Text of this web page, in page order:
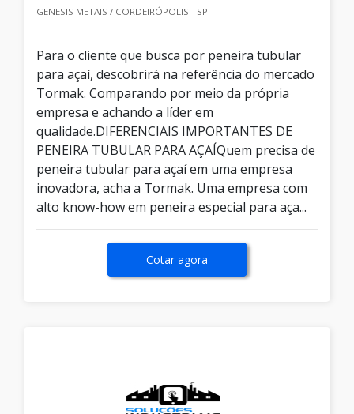
GENESIS METAIS / CORDEIRÓPOLIS - SP
Para o cliente que busca por peneira tubular
para açaí, descobrirá na referência do mercado
Tormak. Comparando por meio da própria
empresa e achando a líder em
qualidade.DIFERENCIAIS IMPORTANTES DE
PENEIRA TUBULAR PARA AÇAÍQuem precisa de
peneira tubular para açaí em uma empresa
inovadora, acha a Tormak. Uma empresa com
alto know-how em peneira especial para aça...
Cotar agora